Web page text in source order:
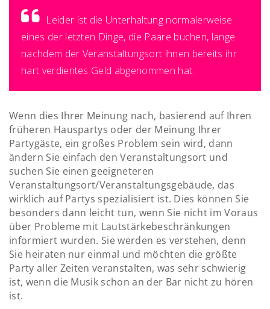
Leider ist die Unterhaltung normalerweise
eines der letzten Dinge, die Paare buchen, lange
nachdem der Veranstaltungsort ihnen bereits ihr
hart verdientes Geld abgenommen hat.
Wenn dies Ihrer Meinung nach, basierend auf Ihren
früheren Hauspartys oder der Meinung Ihrer
Partygäste, ein großes Problem sein wird, dann
ändern Sie einfach den Veranstaltungsort und
suchen Sie einen geeigneteren
Veranstaltungsort/Veranstaltungsgebäude, das
wirklich auf Partys spezialisiert ist. Dies können Sie
besonders dann leicht tun, wenn Sie nicht im Voraus
über Probleme mit Lautstärkebeschränkungen
informiert wurden. Sie werden es verstehen, denn
Sie heiraten nur einmal und möchten die größte
Party aller Zeiten veranstalten, was sehr schwierig
ist, wenn die Musik schon an der Bar nicht zu hören
ist.